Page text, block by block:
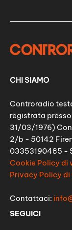
CHI SIAMO
Controradio
registrata
31/03/1976)
2/b - 50142
03353190485 -
Cookie Policy
Privacy Policy
Contattaci:
SEGUICI